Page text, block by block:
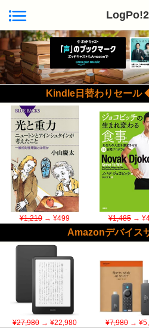
Kindle日替わりセール
¥1,210→ ¥499 ¥1,485→
Amazonデバイス
¥27,980→ ¥22,980 ¥7,980→